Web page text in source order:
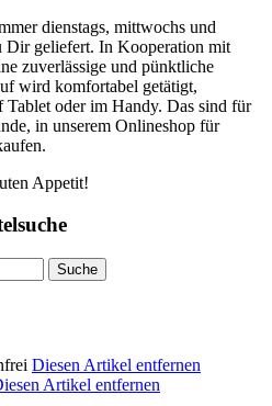
dienstags, mittwochs und
Dir geliefert. In Kooperation mit
zuverlässige und pünktliche
wird komfortabel getätigt,
Tablet oder im Handy. Das sind für
in unserem Onlineshop für
Appetit!
Suche
Diesen Artikel entfernen
Artikel entfernen